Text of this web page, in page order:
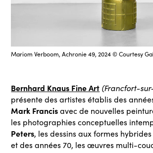
Mariom Verboom, Achronie 49, 2024 © Courtesy
Bernhard Knaus Fine Art (Francfort-
présente des artistes établis des
Mark Francisavec de nouvelles
les photographies conceptuelles
Peters, les dessins aux formes
et des années 70, les œuvres multi-